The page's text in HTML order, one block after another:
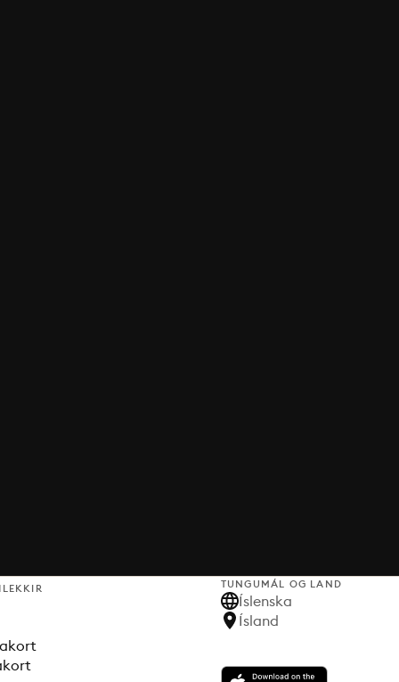
TUNGUMÁL OG LAND
Íslenska
Ísland